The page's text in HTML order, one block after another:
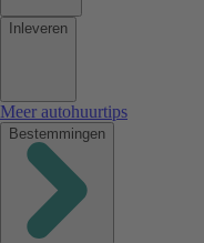
Inleveren
Meer autohuurtips
Bestemmingen